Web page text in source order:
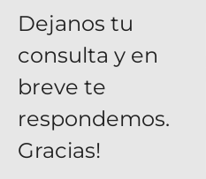
Dejanos tu
consulta y en
breve te
respondemos.
Gracias!